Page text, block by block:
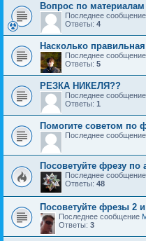
Вопрос по
Последнее сообщение
Ответы: 4
Насколько
Последнее сообщение
Ответы: 5
РЕЗКА НИКЕЛЯ??
Последнее сообщение
Ответы: 1
Помогите советом по
Последнее сообщение
Посоветуйте фрезу
Последнее сообщение
Ответы: 48
Посоветуйте фрезы
Последнее сообщение
Ответы: 3